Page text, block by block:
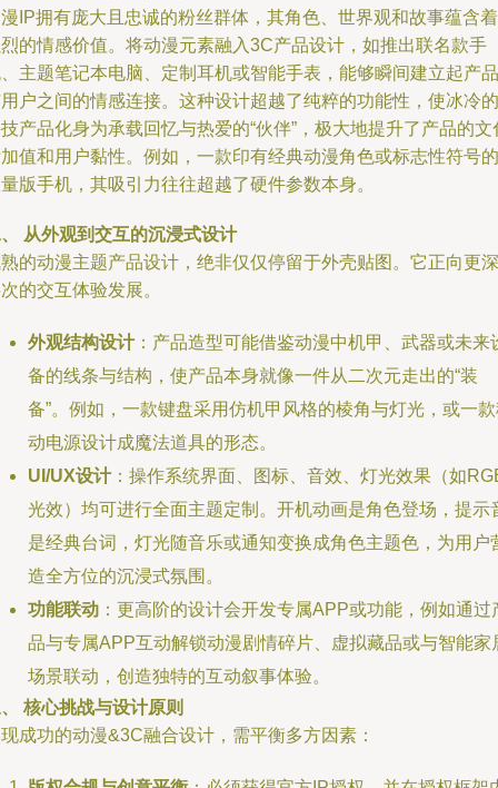
IP拥有庞大且忠诚的粉丝群体，其角色、世界观和故事蕴含着
的情感价值。将动漫元素融入3C产品设计，如推出联名款手
主题笔记本电脑、定制耳机或智能手表，能够瞬间建立起产品
户之间的情感连接。这种设计超越了纯粹的功能性，使冰冷的
产品化身为承载回忆与热爱的“伙伴”，极大地提升了产品的文
值和用户黏性。例如，一款印有经典动漫角色或标志性符号的
版手机，其吸引力往往超越了硬件参数本身。
从外观到交互的沉浸式设计
的动漫主题产品设计，绝非仅仅停留于外壳贴图。它正向更深
的交互体验发展。
外观结构设计：产品造型可能借鉴动漫中机甲、武器或未来
备的线条与结构，使产品本身就像一件从二次元走出的“装
备”。例如，一款键盘采用仿机甲风格的棱角与灯光，或一
动电源设计成魔法道具的形态。
UI/UX设计：操作系统界面、图标、音效、灯光效果（如
光效）均可进行全面主题定制。开机动画是角色登场，提示
是经典台词，灯光随音乐或通知变换成角色主题色，为用户
造全方位的沉浸式氛围。
功能联动 ：更高阶的设计会开发专属APP或功能，例如通过
品与专属APP互动解锁动漫剧情碎片、虚拟藏品或与智能家
场景联动，创造独特的互动叙事体验。
核心挑战与设计原则
成功的动漫&3C融合设计，需平衡多方因素：